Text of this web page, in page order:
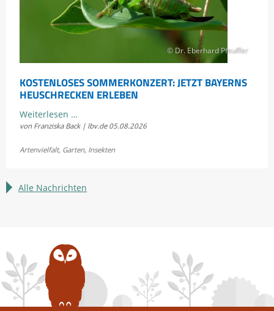
© Dr. Eberhard Pfeuffer
KOSTENLOSES SOMMERKONZERT: JETZT BAYERNS
HEUSCHRECKEN ERLEBEN
Weiterlesen …Kostenloses
Sommerkonzert:
Bayerns
erleben
von Franziska Back | lbv.de 05.08.2026
Artenvielfalt, Garten, Insekten
Alle Nachrichten